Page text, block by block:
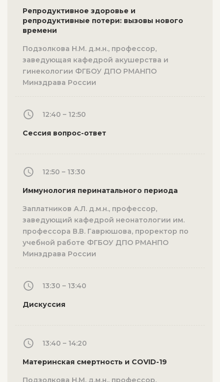
Репродуктивное здоровье и
репродуктивные потери: вызовы нового
времени
Подзолкова Н.М. д.м.н., профессор,
заведующая кафедрой акушерства и
гинекологии ФГБОУ ДПО РМАНПО
Минздрава России
12:40 – 12:50
Сессия вопрос-ответ
12:50 – 13:30
Иммунология перинатального периода
Заплатников А.Л. д.м.н., профессор,
заведующий кафедрой неонатологии им.
профессора В.В. Гаврюшова, проректор по
учебной работе ФГБОУ ДПО РМАНПО
Минздрава России
13:30 – 13:40
Дискуссия
13:40 – 14:20
Материнская смертность и COVID-19
Подзолкова Н.М. д.м.н., профессор,